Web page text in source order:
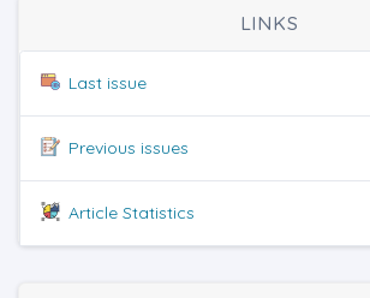
LINKS
Last issue
Previous issues
Article Statistics